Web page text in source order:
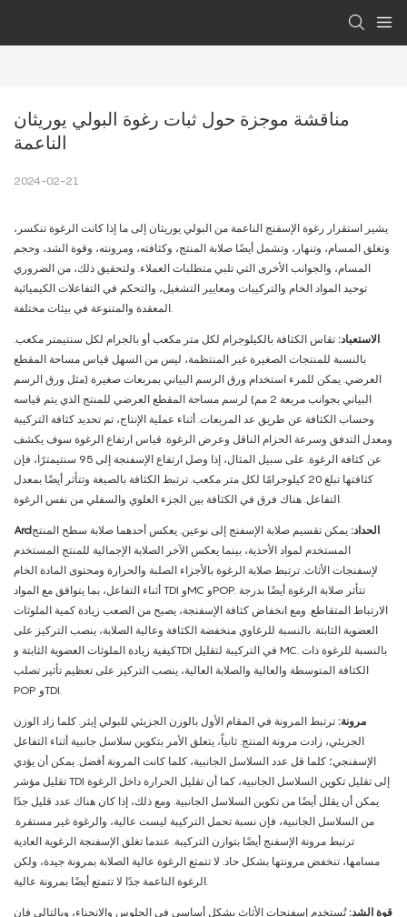
مناقشة موجزة حول ثبات رغوة البولي يوريثان
الناعمة
2024-02-21
يشير استقرار رغوة الإسفنج الناعمة من البولي يوريثان إلى ما إذا كانت الرغوة تنكسر،
وتغلق المسام، وتنهار، وتشمل أيضًا صلابة المنتج، وكثافته، ومرونته، وقوة الشد، وحجم
المسام، والجوانب الأخرى التي تلبي متطلبات العملاء. ولتحقيق ذلك، من الضروري
توحيد المواد الخام والتركيبات ومعايير التشغيل، والتحكم في التفاعلات الكيميائية
المعقدة والمتنوعة في بيئات مختلفة.
الاستعباد: تقاس الكثافة بالكيلوجرام لكل متر مكعب أو بالجرام لكل سنتيمتر مكعب.
بالنسبة للمنتجات الصغيرة غير المنتظمة، ليس من السهل قياس مساحة المقطع
العرضي. يمكن للمرء استخدام ورق الرسم البياني بمربعات صغيرة (مثل ورق الرسم
البياني بجوانب مربعة 2 مم) لرسم مساحة المقطع العرضي للمنتج الذي يتم قياسه
وحساب الكثافة عن طريق عد المربعات. أثناء عملية الإنتاج، تم تحديد كثافة التركيبة
ومعدل التدفق وسرعة الحزام الناقل وعرض الرغوة. قياس ارتفاع الرغوة سوف يكشف
عن كثافة الرغوة. على سبيل المثال، إذا وصل ارتفاع الإسفنجة إلى 95 سنتيمترًا، فإن
كثافتها تبلغ 20 كيلوجرامًا لكل متر مكعب. ترتبط الكثافة بالصيغة وتتأثر أيضًا بمعدل
التفاعل. هناك فرق في الكثافة بين الجزء العلوي والسفلي من نفس الرغوة.
Ardالحداد: يمكن تقسيم صلابة الإسفنج إلى نوعين. يعكس أحدهما صلابة سطح المنتج
المستخدم لمواد الأحذية، بينما يعكس الآخر الصلابة الإجمالية للمنتج المستخدم
لإسفنجات الأثاث. ترتبط صلابة الرغوة بالأجزاء الصلبة والحرارة ومحتوى المادة الخام
أثناء التفاعل، بما يتوافق مع المواد TDI وMC وPOP. تتأثر صلابة الرغوة أيضًا بدرجة
الارتباط المتقاطع. ومع انخفاض كثافة الإسفنجة، يصبح من الصعب زيادة كمية الملوثات
العضوية الثابتة. بالنسبة للرغاوي منخفضة الكثافة وعالية الصلابة، ينصب التركيز على
كيفية زيادة الملوثات العضوية الثابتة وTDI في التركيبة لتقليل MC. بالنسبة للرغوة ذات
الكثافة المتوسطة والعالية والصلابة العالية، ينصب التركيز على تعظيم تأثير تصلب
POP وTDI.
مرونة: ترتبط المرونة في المقام الأول بالوزن الجزيئي للبولي إيثر. كلما زاد الوزن
الجزيئي، زادت مرونة المنتج. ثانياً، يتعلق الأمر بتكوين سلاسل جانبية أثناء التفاعل
الإسفنجي؛ كلما قل عدد السلاسل الجانبية، كلما كانت المرونة أفضل. يمكن أن يؤدي
تقليل مؤشر TDI إلى تقليل تكوين السلاسل الجانبية، كما أن تقليل الحرارة داخل الرغوة
يمكن أن يقلل أيضًا من تكوين السلاسل الجانبية. ومع ذلك، إذا كان هناك عدد قليل جدًا
من السلاسل الجانبية، فإن نسبة تحمل التركيبة ليست عالية، والرغوة غير مستقرة.
ترتبط مرونة الإسفنج أيضًا بتوازن التركيبة. عندما تغلق الإسفنجة الرغوية العادية
مسامها، تنخفض مرونتها بشكل حاد. لا تتمتع الرغوة عالية الصلابة بمرونة جيدة، ولكن
الرغوة الناعمة جدًا لا تتمتع أيضًا بمرونة عالية.
قوة الشد:تُستخدم إسفنجات الأثاث بشكل أساسي في الجلوس والانحناء، وبالتالي فإن